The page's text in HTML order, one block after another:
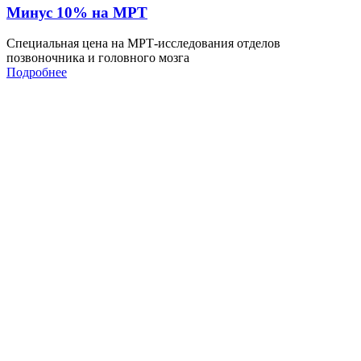
Минус 10% на МРТ
Специальная цена на МРТ-исследования отделов
позвоночника и головного мозга
Подробнее